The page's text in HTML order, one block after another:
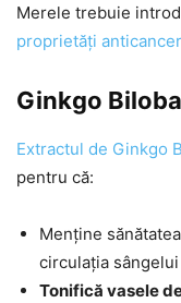
Merele trebuie
proprietăți
Ginkgo Biloba
Extractul de Ginkgo
pentru că:
Menține
circulația sângelui
Tonifică vasele